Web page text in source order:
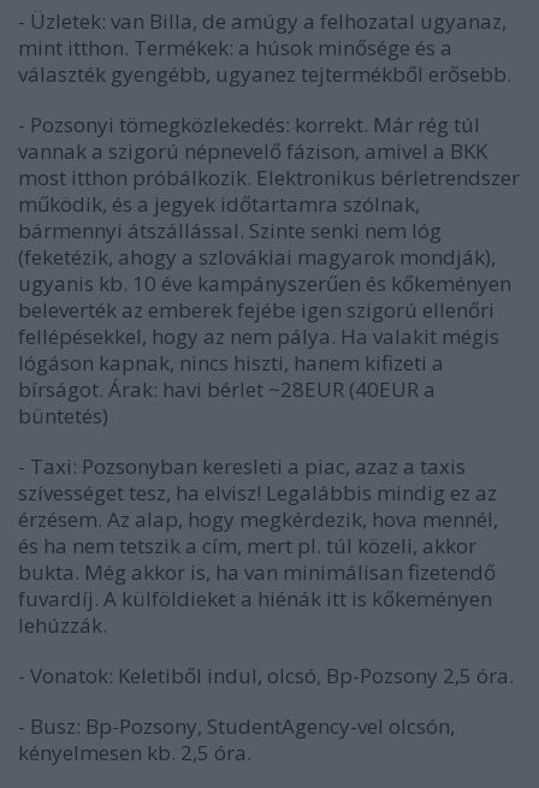
- Üzletek: van Billa, de amúgy a felhozatal ugyanaz,
mint itthon. Termékek: a húsok minősége és a
választék gyengébb, ugyanez tejtermékből erősebb.
- Pozsonyi tömegközlekedés: korrekt. Már rég túl
vannak a szigorú népnevelő fázison, amivel a BKK
most itthon próbálkozik. Elektronikus bérletrendszer
működik, és a jegyek időtartamra szólnak,
bármennyi átszállással. Szinte senki nem lóg
(feketézik, ahogy a szlovákiai magyarok mondják),
ugyanis kb. 10 éve kampányszerűen és kőkeményen
beleverték az emberek fejébe igen szigorú ellenőri
fellépésekkel, hogy az nem pálya. Ha valakit mégis
lógáson kapnak, nincs hiszti, hanem kifizeti a
bírságot. Árak: havi bérlet ~28EUR (40EUR a
büntetés)
- Taxi: Pozsonyban keresleti a piac, azaz a taxis
szívességet tesz, ha elvisz! Legalábbis mindig ez az
érzésem. Az alap, hogy megkérdezik, hova mennél,
és ha nem tetszik a cím, mert pl. túl közeli, akkor
bukta. Még akkor is, ha van minimálisan fizetendő
fuvardíj. A külföldieket a hiénák itt is kőkeményen
lehúzzák.
- Vonatok: Keletiből indul, olcsó, Bp-Pozsony 2,5 óra.
- Busz: Bp-Pozsony, StudentAgency-vel olcsón,
kényelmesen kb. 2,5 óra.